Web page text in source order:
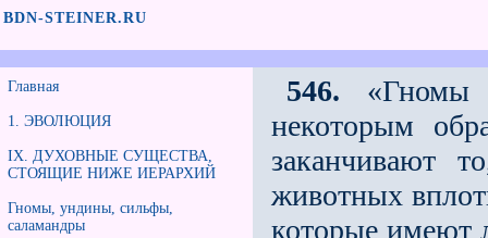
BDN-STEINER.RU
Главная
1. ЭВОЛЮЦИЯ
IX. ДУХОВНЫЕ СУЩЕСТВА,
СТОЯЩИЕ НИЖЕ ИЕРАРХИЙ
Гномы, ундины, сильфы,
саламандры
546. «Гномы
некоторым
заканчивают
животных
которые имеют